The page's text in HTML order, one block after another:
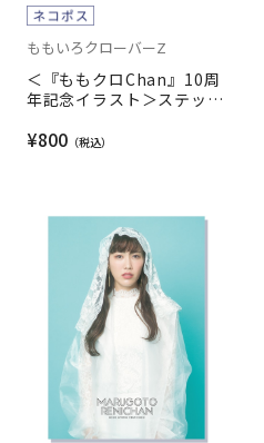
ももいろクローバーZ
＜『ももクロChan』10周
年記念イラスト＞ステッカ
¥800